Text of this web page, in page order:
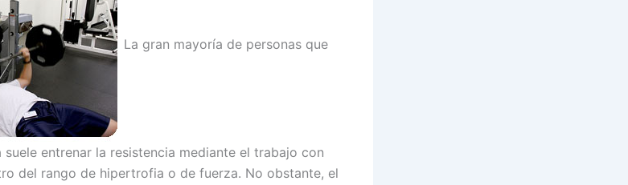
La gran mayoría de personas que
suele entrenar la resistencia mediante el trabajo con
del rango de hipertrofia o de fuerza. No obstante, el